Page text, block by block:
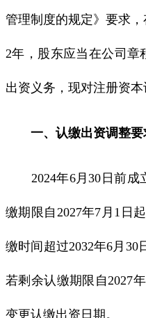
管理制度的规定》要求
2年，股东应当在公司章
出资义务，现对注册资
一、认缴出资调整要
2024年6月30日前成
缴期限自2027年7月1日
缴时间超过2032年6月
若剩余认缴期限自2027
变更认缴出资日期。